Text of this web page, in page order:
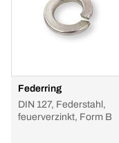
Federring
DIN 127, Federstahl,
feuerverzinkt, Form B